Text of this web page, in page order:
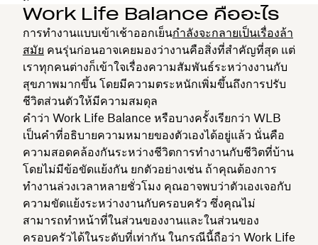
Work Life Balance คืออะไร
การทำงานแบบเข้าเช้าออกเย็นกำลังจะกลายเป็นเรื่องล้า
สมัย คนรุ่นก่อนอาจเคยมองว่างานคือสิ่งที่สำคัญที่สุด แต่
เราทุกคนต่างก็เข้าใจเรื่องความสัมพันธ์ระหว่างงานกับ
สุขภาพมากขึ้น โดยมีความตระหนักเพิ่มขึ้นถึงการปรับ
ชีวิตส่วนตัวให้มีความสมดุล
คำว่า Work Life Balance หรือบางครั้งเรียกว่า WLB
⁠เป็นคำที่อธิบายความหมายของตัวเองได้อยู่แล้ว นั่นคือ
ความสอดคล้องกันระหว่างชีวิตการทำงานกับชีวิตที่บ้าน
โดยไม่มีข้อขัดแย้งกัน ยกตัวอย่างเช่น ถ้าคุณต้องการ
ทำงานล่วงเวลาหลายชั่วโมง คุณอาจพบว่าตัวเองเจอกับ
ความขัดแย้งระหว่างงานกับครอบครัว ซึ่งคุณไม่
สามารถทำหน้าที่ในส่วนของงานและในส่วนของ
ครอบครัวได้ในระดับที่เท่ากัน ในกรณีนี้ถือว่า Work Life